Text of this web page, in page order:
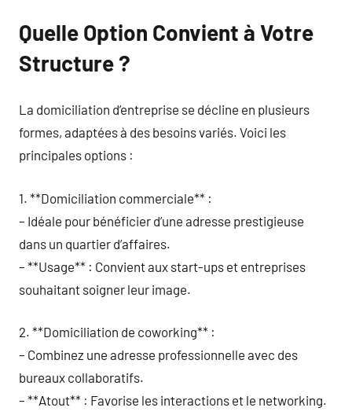
Quelle Option Convient à Votre
Structure ?
La domiciliation d’entreprise se décline en plusieurs
formes, adaptées à des besoins variés. Voici les
principales options :
1. **Domiciliation commerciale** :
– Idéale pour bénéficier d’une adresse prestigieuse
dans un quartier d’affaires.
– **Usage** : Convient aux start-ups et entreprises
souhaitant soigner leur image.
2. **Domiciliation de coworking** :
– Combinez une adresse professionnelle avec des
bureaux collaboratifs.
– **Atout** : Favorise les interactions et le networking.